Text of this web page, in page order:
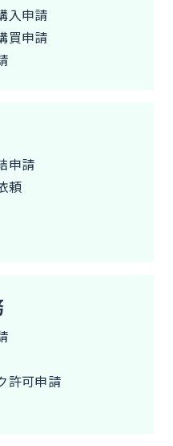
入申請
買申請
申請
頼
許可申請